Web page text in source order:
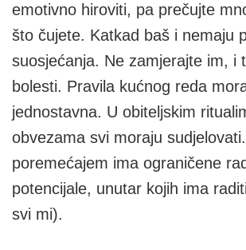
emotivno hiroviti, pa prečujte
što čujete. Katkad baš i nemaju
suosjećanja. Ne zamjerajte im, i
bolesti. Pravila kućnog reda
jednostavna. U obiteljskim
obvezama svi moraju
poremećajem ima ograničene
potencijale, unutar kojih ima
svi mi).